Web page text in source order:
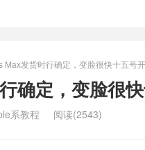
Max发货时行确定，变脸很快十五号
确定，变脸很
系教程 阅读(2543)